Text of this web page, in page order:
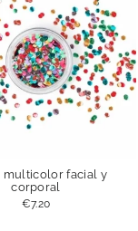
multicolor facial y
corporal
€7.20